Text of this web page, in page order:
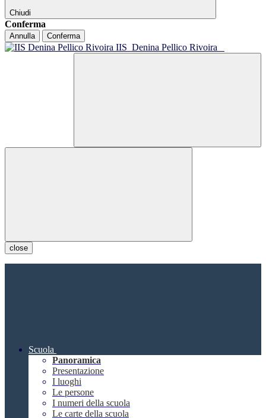
Chiudi
Conferma
Annulla Conferma
IIS Denina Pellico Rivoira
close
Scuola
Panoramica
Presentazione
I luoghi
Le persone
I numeri della scuola
Le carte della scuola